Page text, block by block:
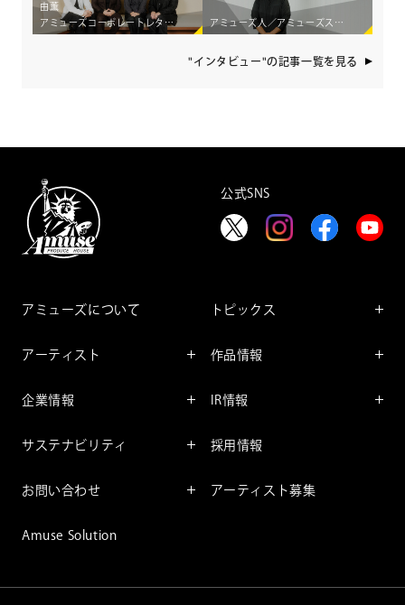
由薫
アミューズコーポレートレター／世界2,000人の若者が集う国際会議で アミューズの4人が見つけた「エンターテインメントの可能性」
アミューズ人／アミューズスポーツエージェンシー ―アスリートの価値を創造し スポーツを「エンターテインメント」に―
"インタビュー"の記事一覧を見る
公式SNS
アミューズについて
アーティスト
企業情報
企業理念
サステナビリティ
アミューズのサステナビリテ
お問い合わせ
Amuse Solution
トピックス
レポート
作品情報
コミック
IR情報
IRマネージメント
採用情報
アーティスト募集